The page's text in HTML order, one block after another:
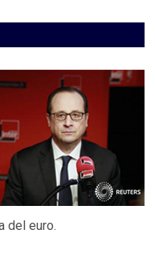
del euro.